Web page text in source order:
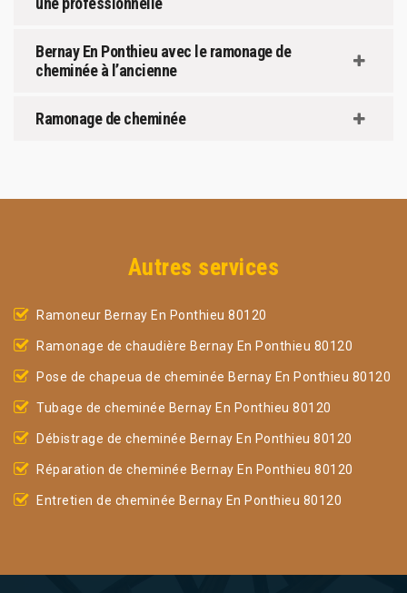
Bernay En Ponthieu avec le ramonage de
cheminée à l’ancienne
Ramonage de cheminée
Autres services
Ramoneur Bernay En Ponthieu 80120
Ramonage de chaudière Bernay En Ponthieu 80120
Pose de chapeua de cheminée Bernay En Ponthieu 80120
Tubage de cheminée Bernay En Ponthieu 80120
Débistrage de cheminée Bernay En Ponthieu 80120
Réparation de cheminée Bernay En Ponthieu 80120
Entretien de cheminée Bernay En Ponthieu 80120